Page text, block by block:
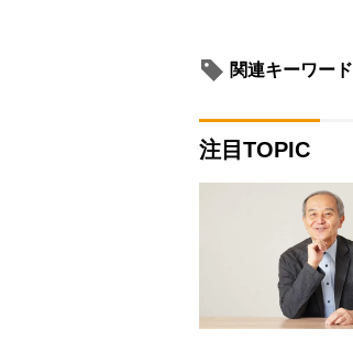
関連キーワード
注目TOPIC